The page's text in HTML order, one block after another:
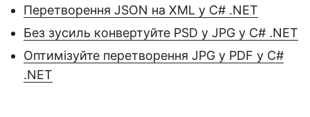
Перетворення JSON на XML у C# .NET
Без зусиль конвертуйте PSD у JPG у C# .NET
Оптимізуйте перетворення JPG у PDF у C#
.NET